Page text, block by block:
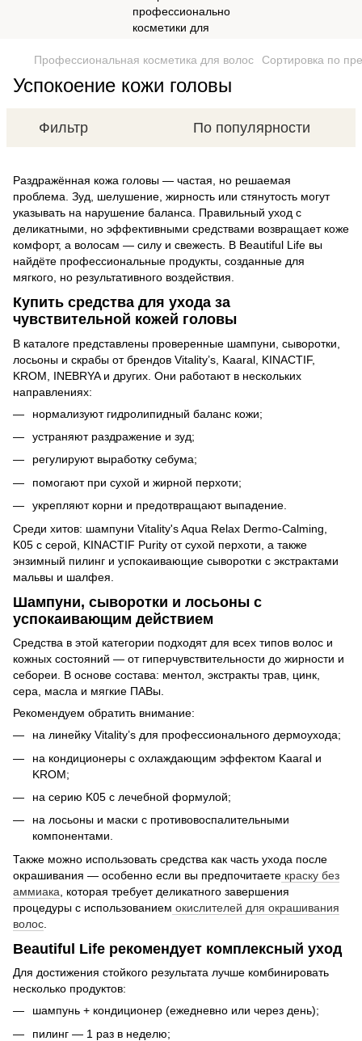
Профессиональная косметика для волос Сортировка по
Успокоение кожи головы
Фильтр По популярности
Раздражённая кожа головы — частая, но решаемая
проблема. Зуд, шелушение, жирность или стянутость могут
указывать на нарушение баланса. Правильный уход с
деликатными, но эффективными средствами возвращает коже
комфорт, а волосам — силу и свежесть. В Beautiful Life вы
найдёте профессиональные продукты, созданные для
мягкого, но результативного воздействия.
Купить средства для ухода за
чувствительной кожей головы
В каталоге представлены проверенные шампуни, сыворотки,
лосьоны и скрабы от брендов Vitality’s, Kaaral, KINACTIF,
KROM, INEBRYA и других. Они работают в нескольких
направлениях:
нормализуют гидролипидный баланс кожи;
устраняют раздражение и зуд;
регулируют выработку себума;
помогают при сухой и жирной перхоти;
укрепляют корни и предотвращают выпадение.
Среди хитов: шампуни Vitality's Aqua Relax Dermo-Calming,
K05 с серой, KINACTIF Purity от сухой перхоти, а также
энзимный пилинг и успокаивающие сыворотки с экстрактами
мальвы и шалфея.
Шампуни, сыворотки и лосьоны с
успокаивающим действием
Средства в этой категории подходят для всех типов волос и
кожных состояний — от гиперчувствительности до жирности и
себореи. В основе состава: ментол, экстракты трав, цинк,
сера, масла и мягкие ПАВы.
Рекомендуем обратить внимание:
на линейку Vitality’s для профессионального дермоухода;
на кондиционеры с охлаждающим эффектом Kaaral и
KROM;
на серию K05 с лечебной формулой;
на лосьоны и маски с противовоспалительными
компонентами.
Также можно использовать средства как часть ухода после
окрашивания — особенно если вы предпочитаете краску без
аммиака , которая требует деликатного завершения
процедуры с использованием окислителей для окрашивания
волос
Beautiful Life рекомендует комплексный уход
Для достижения стойкого результата лучше комбинировать
несколько продуктов:
шампунь + кондиционер (ежедневно или через день);
пилинг — 1 раз в неделю;